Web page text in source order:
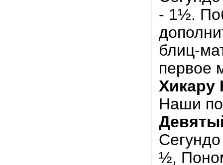
- 1½.
блиц-
первое
Хикару
Наши
½,